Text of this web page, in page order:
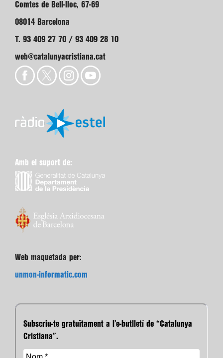
Comtes de Bell-lloc, 67-69
08014 Barcelona
T. 93 409 27 70 / 93 409 28 10
web@catalunyacristiana.cat
Amb el suport de:
Web maquetada per:
unmon-informatic.com
Subscriu-te gratuïtament a l’e-butlletí de “Catalunya
Cristiana”.